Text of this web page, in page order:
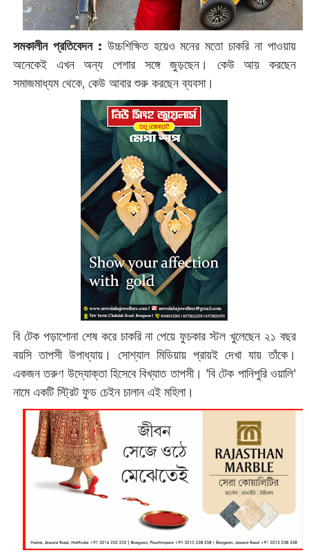
সমকালীন প্রতিবেদন : উচ্চশিক্ষিত হয়েও মনের মতো চাকরি না পাওয়ায়
অনেকেই এখন অন্য পেশার সঙ্গে জুড়ছেন। কেউ আয় করছেন
সমাজমাধ্যম থেকে, কেউ আবার শুরু করছেন ব্যবসা।
বি টেক পড়াশোনা শেষ করে চাকরি না পেয়ে ফুচকার স্টল খুলেছেন ২১ বছর
বয়সি তাপসী উপাধ্যায়। সোশ্যাল মিডিয়ায় প্রায়ই দেখা যায় তাঁকে।
একজন তরুণ উদ্যোক্তা হিসেবে বিখ্যাত তাপসী। 'বি টেক পানিপুরি ওয়ালি'
নামে একটি স্ট্রিট ফুড চেইন চালান এই মহিলা।